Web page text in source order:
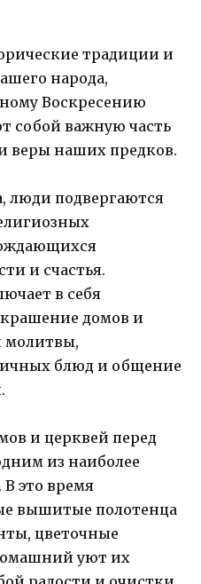
традиции и
народа,
Воскресению
собой важную часть
веры наших предков.
люди подвергаются
и счастья.
в себя
домов и
молитвы,
блюд и общение
и церквей перед
из наиболее
это время
вышитые полотенца
цветочные
уют их